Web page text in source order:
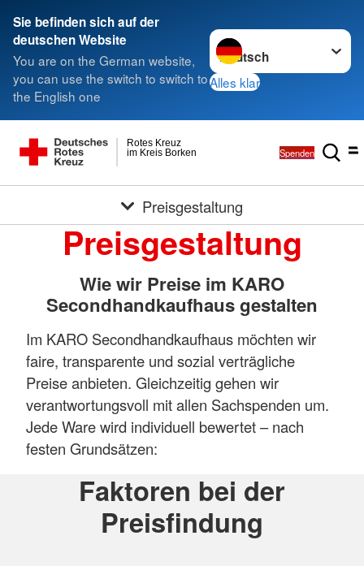
Sie befinden sich auf der
deutschen Website
You are on the German website,
you can use the switch to switch to
the English one
Sprache wechseln zu
Alles klar
im Kreis Borken
Rotes Kreuz
Spenden
Preisgestaltung
Preisgestaltung
Wie wir Preise im KARO
Secondhandkaufhaus gestalten
Im KARO Secondhandkaufhaus möchten wir
faire, transparente und sozial verträgliche
Preise anbieten. Gleichzeitig gehen wir
verantwortungsvoll mit allen Sachspenden um.
Jede Ware wird individuell bewertet – nach
festen Grundsätzen:
Faktoren bei der
Preisfindung